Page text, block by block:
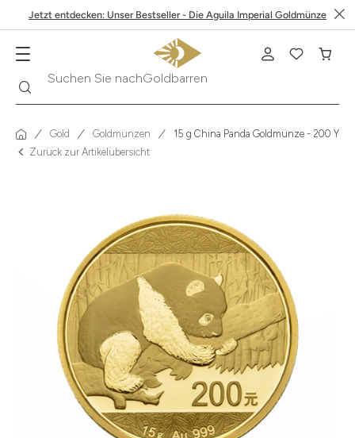
Jetzt entdecken: Unser Bestseller - Die Aguila Imperial Goldmünze
Suchen Sie nach
Gold Goldmünzen
15 g China Panda Goldmünze - 200
Zurück zur Artikelübersicht